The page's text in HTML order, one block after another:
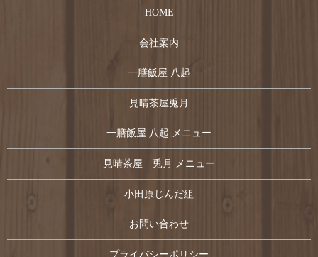
HOME
会社案内
一膳飯屋 八起
見晴茶屋兎月
一膳飯屋 八起 メニュー
見晴茶屋 兎月 メニュー
小田原じんだ組
お問い合わせ
プライバシーポリシー